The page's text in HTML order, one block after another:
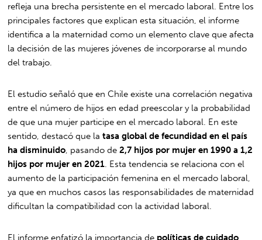
refleja una brecha persistente en el mercado laboral. Entre los
principales factores que explican esta situación, el informe
identifica a la maternidad como un elemento clave que afecta
la decisión de las mujeres jóvenes de incorporarse al mundo
del trabajo.
El estudio señaló que en Chile existe una correlación negativa
entre el número de hijos en edad preescolar y la probabilidad
de que una mujer participe en el mercado laboral. En este
sentido, destacó que latasa global de fecundidad en el país
ha disminuido , pasando de2,7 hijos por mujer en 1990 a 1,2
hijos por mujer en 2021 . Esta tendencia se relaciona con el
aumento de la participación femenina en el mercado laboral,
ya que en muchos casos las responsabilidades de maternidad
dificultan la compatibilidad con la actividad laboral.
El informe enfatizó la importancia de políticas de cuidado